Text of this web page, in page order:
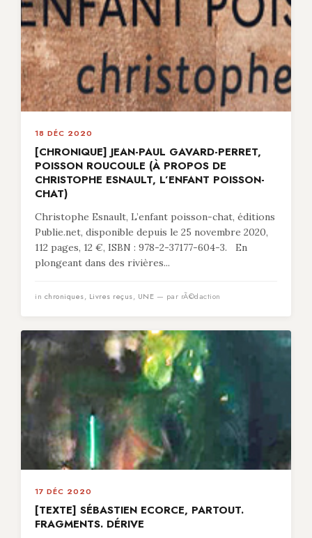
18 DÉC 2020
[CHRONIQUE] JEAN-PAUL GAVARD-PERRET,
POISSON ROUCOULE (À PROPOS DE
CHRISTOPHE ESNAULT, L’ENFANT POISSON-
CHAT)
Christophe Esnault, L’enfant poisson-chat, éditions
Publie.net, disponible depuis le 25 novembre 2020,
112 pages, 12 €, ISBN : 978-2-37177-604-3. En
plongeant dans des rivières...
in chroniques, Livres reçus, UNE — par rÃ©daction
17 DÉC 2020
[TEXTE] SÉBASTIEN ECORCE, PARTOUT.
FRAGMENTS. DÉRIVE